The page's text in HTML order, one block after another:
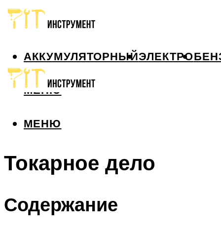
АККУМУЛЯТОРНЫЙЭЛЕКТРО
МЕНЮ
МЕНЮ
Токарное дело
Содержание